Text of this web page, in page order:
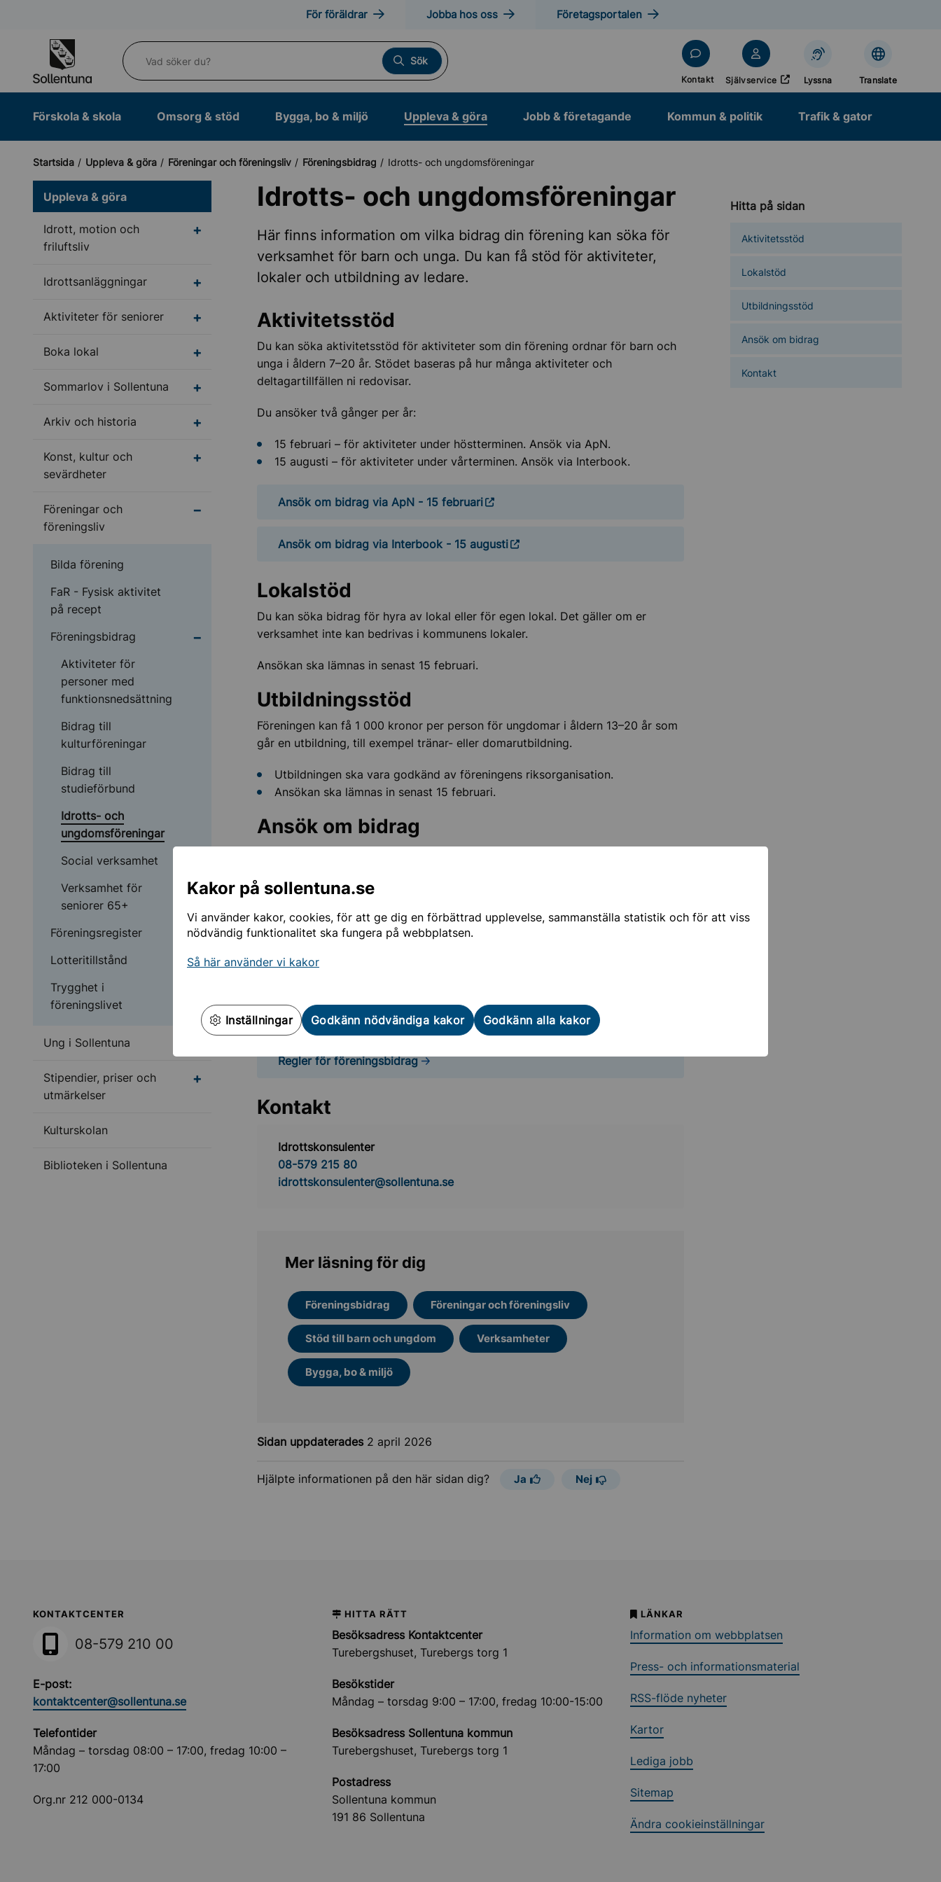
Kakor på sollentuna.se
Vi använder kakor, cookies, för att ge dig en förbättrad upplevelse, sammanställa statistik och för att viss
nödvändig funktionalitet ska fungera på webbplatsen.
Så här använder vi kakor
Inställningar Godkänn nödvändiga kakor Godkänn alla kakor
För föräldrar Jobba hos oss Företagsportalen
Vad söker du?
Sök
Kontakt Självservice
Öppnas i nytt fönster
Lyssna Translate
Förskola & skola Omsorg & stöd Bygga, bo & miljö Uppleva & göra Jobb & företagande Kommun & politik Trafik & gator
Startsida Uppleva & göra Föreningar och föreningsliv Föreningsbidrag Idrotts- och ungdomsföreningar
Uppleva & göra
Idrott, motion och
friluftsliv
Undermeny för Idrott, motion och friluftsliv
Idrottsanläggningar Undermeny för Idrottsanläggningar
Aktiviteter för seniorer Undermeny för Aktiviteter för seniorer
Boka lokal Undermeny för Boka lokal
Sommarlov i Sollentuna Undermeny för Sommarlov i Sollentuna
Arkiv och historia Undermeny för Arkiv och historia
Konst, kultur och
sevärdheter
Undermeny för Konst, kultur och sevärdheter
Föreningar och
föreningsliv
Undermeny för Föreningar och föreningsliv
Bilda förening
FaR - Fysisk aktivitet
på recept
Föreningsbidrag
Undermeny för Föreningsbidrag
Aktiviteter för
personer med
funktionsnedsättning
Bidrag till
kulturföreningar
Bidrag till
studieförbund
Idrotts- och
ungdomsföreningar
Social verksamhet
Verksamhet för
seniorer 65+
Föreningsregister
Lotteritillstånd
Trygghet i
föreningslivet
Ung i Sollentuna
Stipendier, priser och
utmärkelser
Kulturskolan
Biblioteken i Sollentuna
Hitta på sidan
Aktivitetsstöd
Lokalstöd
Utbildningsstöd
Ansök om bidrag
Kontakt
Idrotts- och ungdomsföreningar
Här finns information om vilka bidrag din förening kan söka för
verksamhet för barn och unga. Du kan få stöd för aktiviteter,
lokaler och utbildning av ledare.
Aktivitetsstöd
Du kan söka aktivitetsstöd för aktiviteter som din förening ordnar för barn och
unga i åldern 7–20 år. Stödet baseras på hur många aktiviteter och
deltagartillfällen ni redovisar.
Du ansöker två gånger per år:
15 februari – för aktiviteter under höstterminen. Ansök via ApN.
15 augusti – för aktiviteter under vårterminen. Ansök via Interbook.
Ansök om bidrag via ApN - 15 februari
Ansök om bidrag via Interbook - 15 augusti
Lokalstöd
Du kan söka bidrag för hyra av lokal eller för egen lokal. Det gäller om er
verksamhet inte kan bedrivas i kommunens lokaler.
Ansökan ska lämnas in senast 15 februari.
Utbildningsstöd
Föreningen kan få 1 000 kronor per person för ungdomar i åldern 13–20 år som
går en utbildning, till exempel tränar- eller domarutbildning.
Utbildningen ska vara godkänd av föreningens riksorganisation.
Ansökan ska lämnas in senast 15 februari.
Ansök om bidrag
Lokalstöd
Utbildningsbidrag
Alla ansökningar skickas eller lämnas in till kultur- och fritidskontoret.
Regler för föreningsbidrag
Kontakt
Idrottskonsulenter
08-579 215 80
idrottskonsulenter@sollentuna.se
Mer läsning för dig
Föreningsbidrag Föreningar och föreningsliv
Stöd till barn och ungdom Verksamheter
Bygga, bo & miljö
Sidan uppdaterades 2 april 2026
Hjälpte informationen på den här sidan dig? Ja Nej
Sollentuna Kommun
KONTAKTCENTER
08-579 210 00
E-post:
kontaktcenter@sollentuna.se
Telefontider
Måndag – torsdag 08:00 – 17:00, fredag 10:00 –
17:00
Org.nr 212 000-0134
HITTA RÄTT
Besöksadress Kontaktcenter
Turebergshuset, Turebergs torg 1
Besökstider
Måndag – torsdag 9:00 – 17:00, fredag 10:00-15:00
Besöksadress Sollentuna kommun
Turebergshuset, Turebergs torg 1
Postadress
Sollentuna kommun
191 86 Sollentuna
LÄNKAR
Information om webbplatsen
Press- och informationsmaterial
RSS-flöde nyheter
Kartor
Lediga jobb
Sitemap
Ändra cookieinställningar